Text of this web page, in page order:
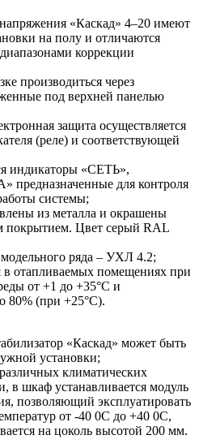
«Каскад» 4–20 имеют
на полу и отличаются
коррекции
производиться через
под верхней панелью
защита осуществляется
(реле) и соответствующей
индикаторы «СЕТЬ»,
для контроля
системы;
из металла и окрашены
покрытием. Цвет серый RAL
ряда – УХЛ 4.2;
в отапливаемых помещениях при
от +1 до +35°С и
80% (при +25°С).
«Каскад» может быть
установки;
климатических
в шкаф устанавливается модуль
позволяющий эксплуатировать
от -40 0С до +40 0С,
на цоколь высотой 200 мм.